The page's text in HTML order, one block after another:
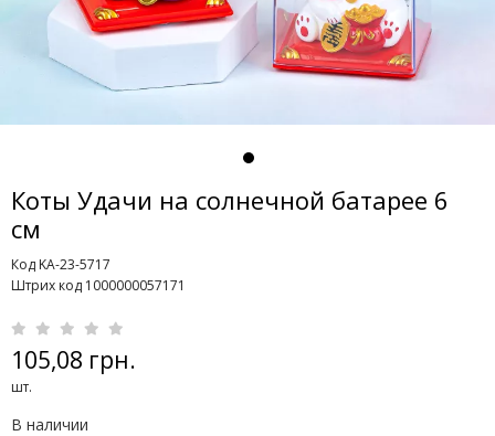
Коты Удачи на солнечной батарее 6
см
Код KA-23-5717
Штрих код 1000000057171
105,08 грн.
шт.
В наличии